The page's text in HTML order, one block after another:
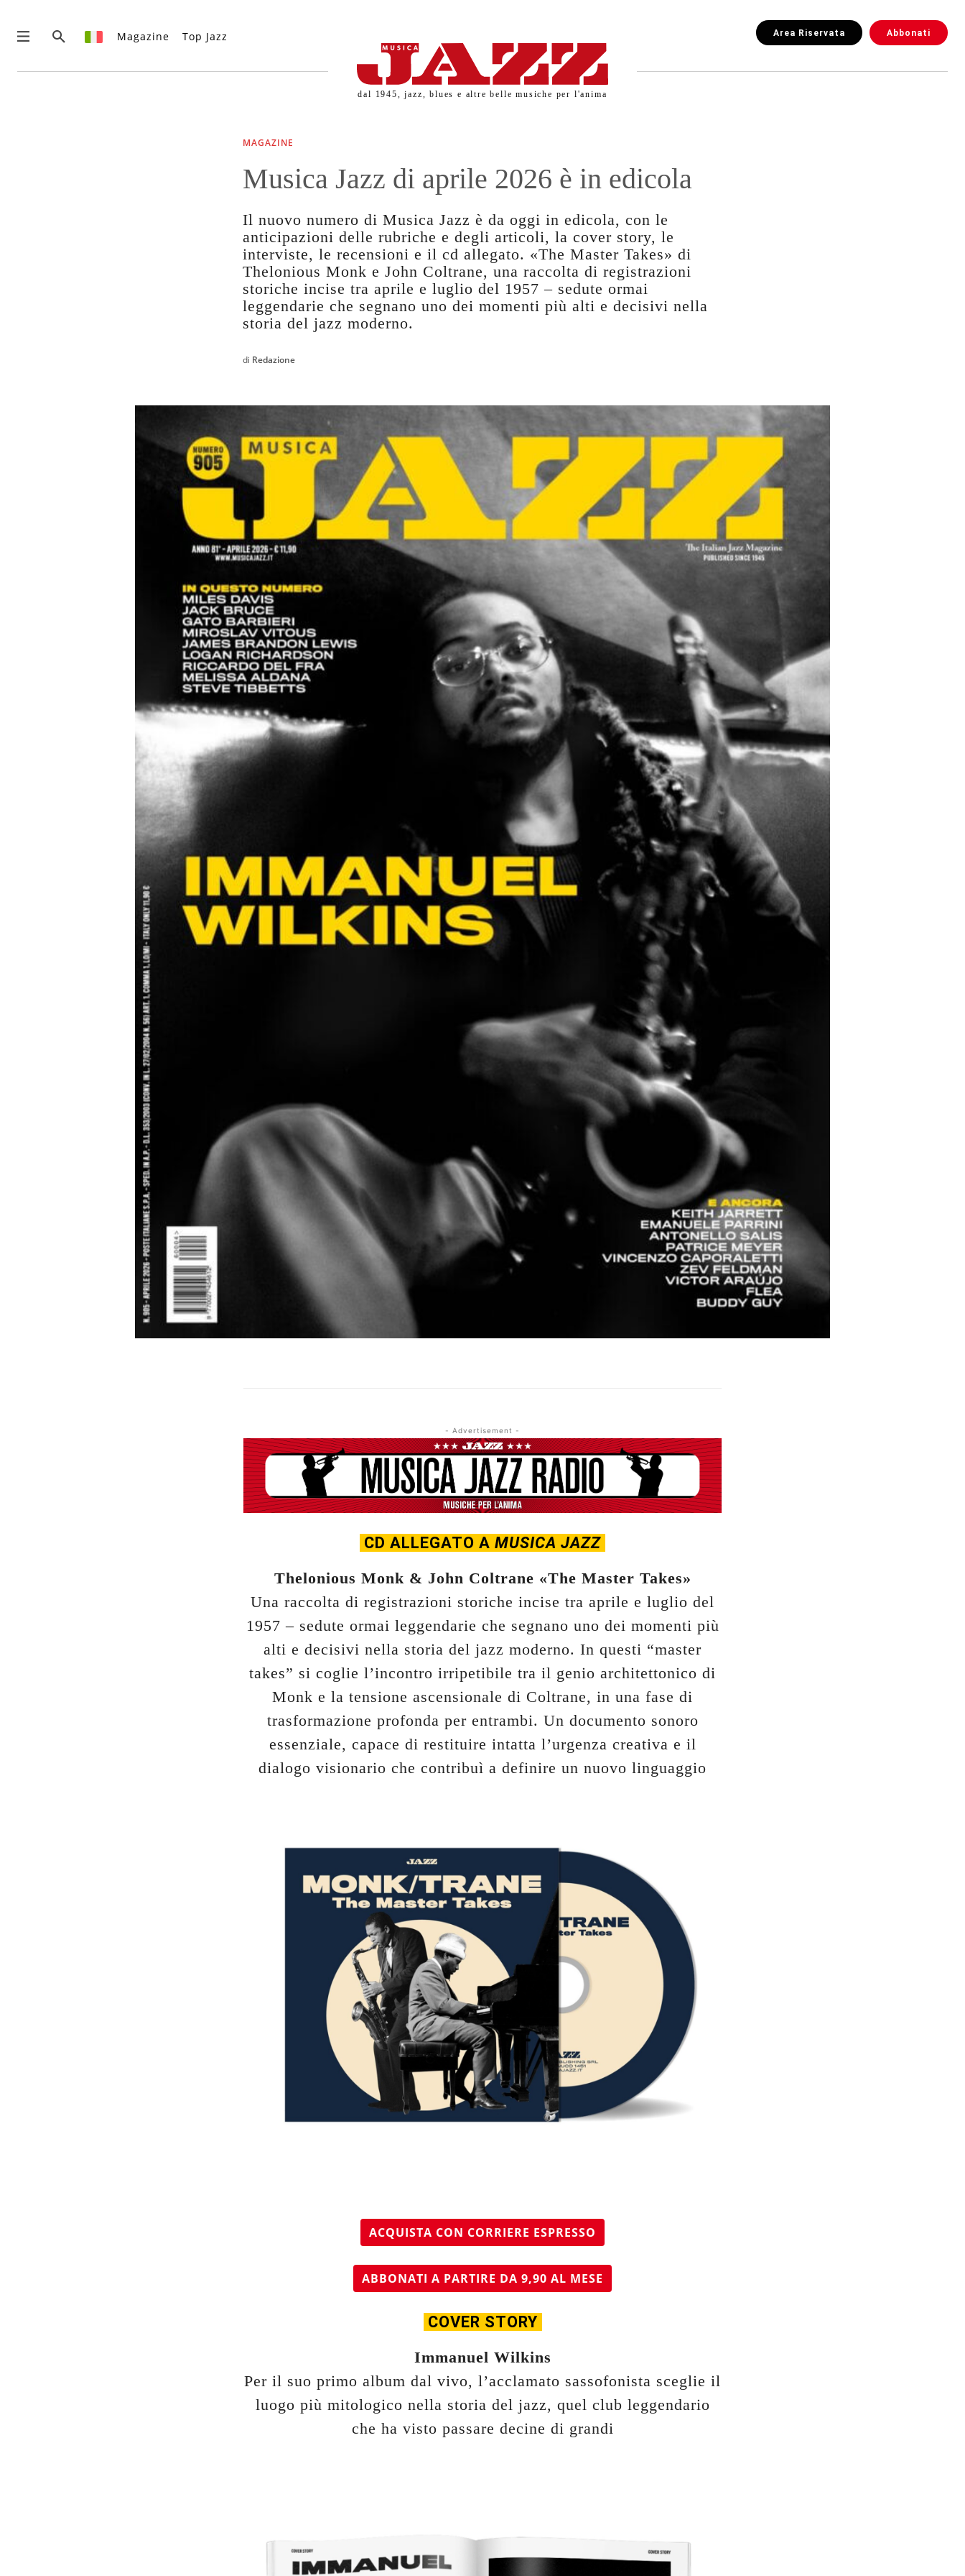
Musica Jazz di luglio 2026 è
Magazine Top Jazz Abbonati
Area Riservata
dal 1945, jazz, blues e altre belle musiche per l'anima
MAGAZINE
Musica Jazz di aprile 2026 è in edicola
Il nuovo numero di Musica Jazz è da oggi in edicola, con le
anticipazioni delle rubriche e degli articoli, la cover story, le
interviste, le recensioni e il cd allegato. «The Master Takes» di
Thelonious Monk e John Coltrane, una raccolta di registrazioni
storiche incise tra aprile e luglio del 1957 – sedute ormai
leggendarie che segnano uno dei momenti più alti e decisivi nella
storia del jazz moderno.
di Redazione
- Advertisement -
CD ALLEGATO A MUSICA JAZZ
Thelonious Monk & John Coltrane «The Master Takes»
Una raccolta di registrazioni storiche incise tra aprile e luglio del
1957 – sedute ormai leggendarie che segnano uno dei momenti più
alti e decisivi nella storia del jazz moderno. In questi “master
takes” si coglie l’incontro irripetibile tra il genio architettonico di
Monk e la tensione ascensionale di Coltrane, in una fase di
trasformazione profonda per entrambi. Un documento sonoro
essenziale, capace di restituire intatta l’urgenza creativa e il
dialogo visionario che contribuì a definire un nuovo linguaggio
ACQUISTA CON CORRIERE ESPRESSO
ABBONATI A PARTIRE DA 9,90 AL MESE
COVER STORY
Immanuel Wilkins
Per il suo primo album dal vivo, l’acclamato sassofonista sceglie il
luogo più mitologico nella storia del jazz, quel club leggendario
che ha visto passare decine di grandi